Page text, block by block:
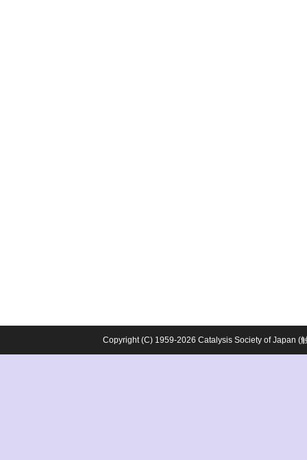
Copyright (C) 1959-2026 Catalysis Society of Japan (